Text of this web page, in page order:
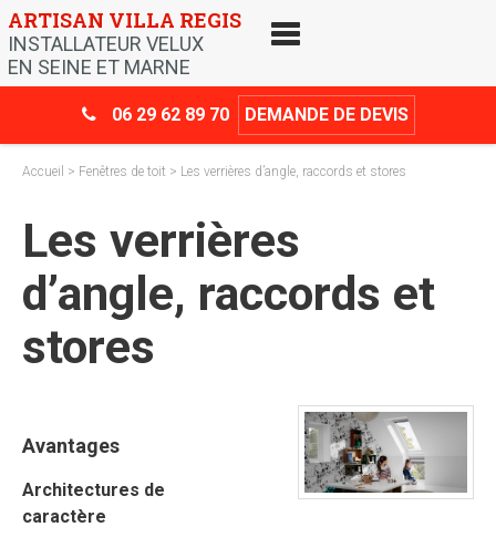
Skip
to
content
ARTISAN VILLA REGIS
INSTALLATEUR VELUX
EN SEINE ET MARNE
06 29 62 89 70 DEMANDE DE DEVIS
Accueil > Fenêtres de toit > Les verrières d’angle, raccords et stores
Les verrières
d’angle, raccords et
stores
Avantages
Architectures de
caractère